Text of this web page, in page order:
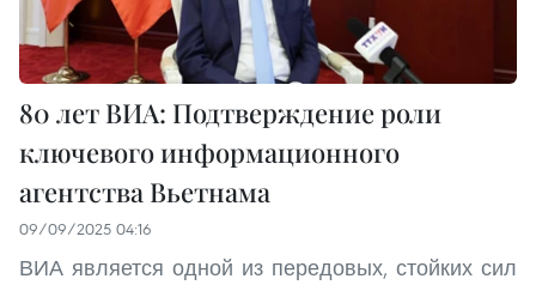
80 лет ВИА: Подтверждение роли
ключевого информационного
агентства Вьетнама
09/09/2025 04:16
ВИА является одной из передовых, стойких сил